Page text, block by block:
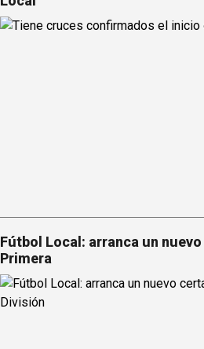
Fútbol Local: arranca un
Primera